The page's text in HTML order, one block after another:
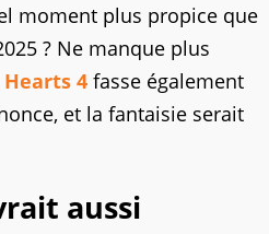
moment plus propice que
? Ne manque plus
4 fasse également
et la fantaisie serait
aussi